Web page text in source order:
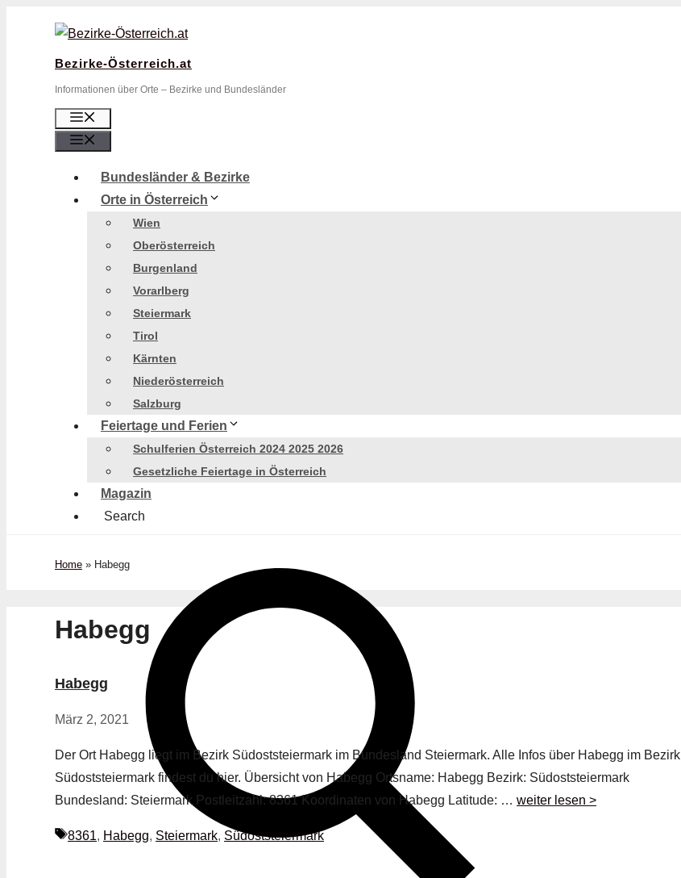
Bezirke-Österreich.at
Informationen über Orte – Bezirke und Bundesländer
Bundesländer & Bezirke
Orte in Österreich
Wien
Oberösterreich
Burgenland
Vorarlberg
Steiermark
Tirol
Kärnten
Niederösterreich
Salzburg
Feiertage und Ferien
Schulferien Österreich 2024 2025 2026
Gesetzliche Feiertage in Österreich
Magazin
Search
Home » Habegg
Habegg
Habegg
März 2, 2021
Der Ort Habegg liegt im Bezirk Südoststeiermark im Bundesland Steiermark. Alle Infos über Habegg im Bezirk
Südoststeiermark findest du hier. Übersicht von Habegg Ortsname: Habegg Bezirk: Südoststeiermark
Bundesland: Steiermark Postleitzahl: 8361 Koordinaten von Habegg Latitude: … weiter lesen >
Schlagwörter
8361, Habegg, Steiermark, Südoststeiermark